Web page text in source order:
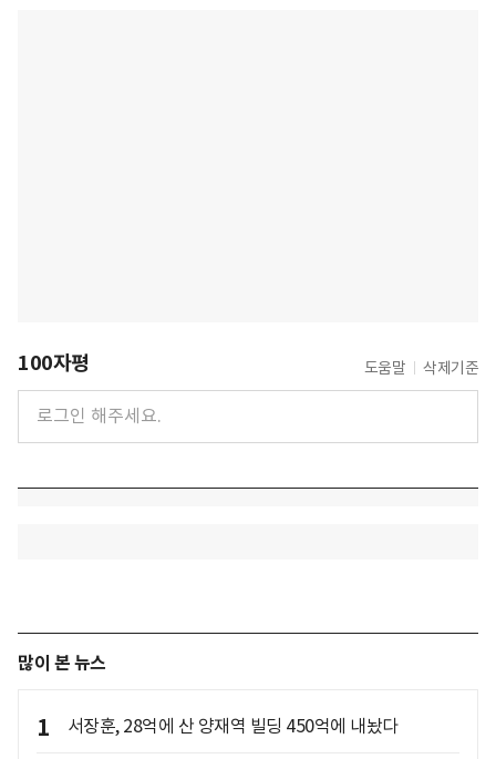
100자평 도움말 삭제기준
많이 본 뉴스
1 서장훈, 28억에 산 양재역 빌딩 450억에 내놨다